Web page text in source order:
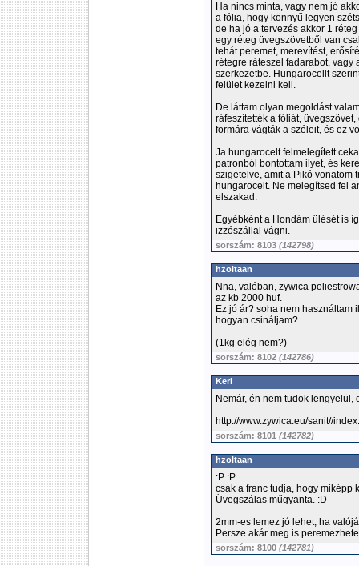
Ha nincs minta, vagy nem jó
a fólia, hogy könnyű legyen
de ha jó a tervezés akkor 1
egy réteg üvegszövetből van
tehát peremet, merevítést,
rétegre ráteszel fadarabot, vagy
szerkezetbe. Hungarocellt
felület kezelni kell.
De láttam olyan megoldást
ráfeszítették a fóliát,
formára vágták a széleit, és ez
Ja hungarocelt felmelegített
patronból bontottam ilyet, és
szigetelve, amit a Pikó vonatom
hungarocelt. Ne melegítsed fel
elszakad.
Egyébként a Hondám ülését is
izzószállal vágni.
sorszám: 8103 (142798)
hzoltaan
Nna, valóban, zywica
az kb 2000 huf.
Ez jó ár? soha nem használtam
hogyan csináljam?
(1kg elég nem?)
sorszám: 8102 (142786)
Keri
Nemár, én nem tudok lengyelül,
http://www.zywica.eu/sanit//
sorszám: 8101 (142782)
hzoltaan
:P :P
csak a franc tudja, hogy miképp
Üvegszálas műgyanta. :D
2mm-es lemez jó lehet, ha
Persze akár meg is
sorszám: 8100 (142781)